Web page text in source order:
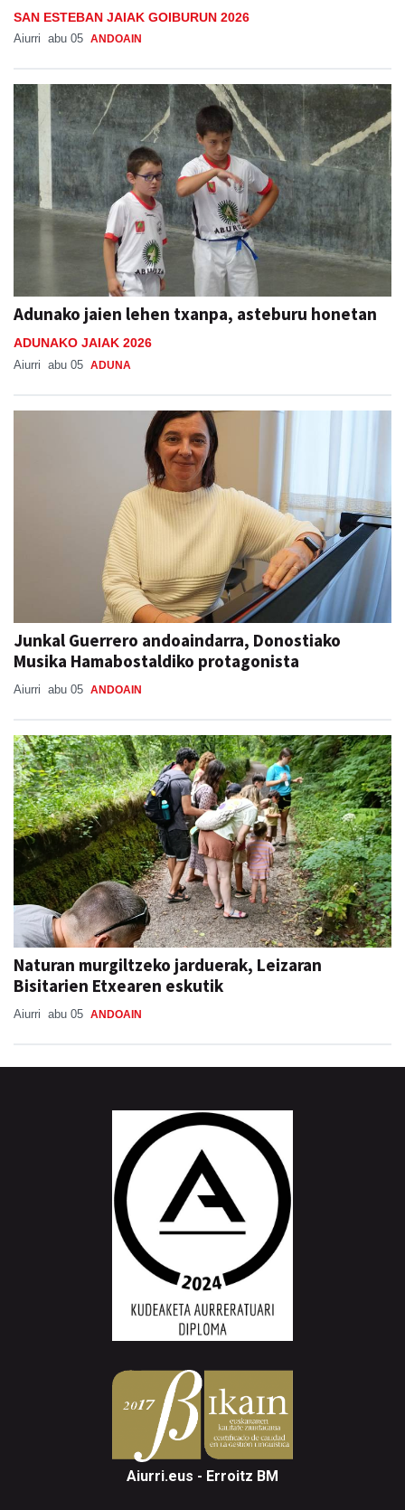
SAN ESTEBAN JAIAK GOIBURUN 2026
Aiurri abu 05 ANDOAIN
Adunako jaien lehen txanpa, asteburu honetan
ADUNAKO JAIAK 2026
Aiurri abu 05 ADUNA
Junkal Guerrero andoaindarra, Donostiako
Musika Hamabostaldiko protagonista
Aiurri abu 05 ANDOAIN
Naturan murgiltzeko jarduerak, Leizaran
Bisitarien Etxearen eskutik
Aiurri abu 05 ANDOAIN
Aiurri.eus - Erroitz BM